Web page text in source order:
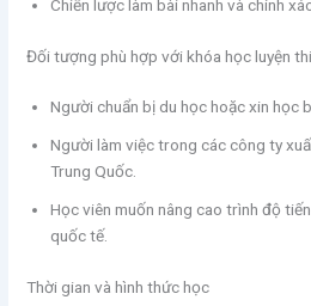
Chiến lược làm bài nhanh và chính
Đối tượng phù hợp với khóa học luyện
Người chuẩn bị du học hoặc xin học
Người làm việc trong các công ty
Trung Quốc.
Học viên muốn nâng cao trình độ
quốc tế.
Thời gian và hình thức học